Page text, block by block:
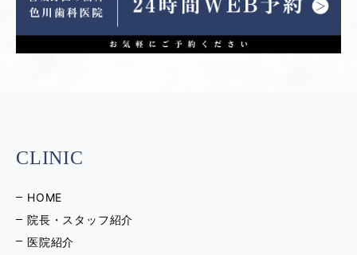
CLINIC
HOME
院長・スタッフ紹介
医院紹介